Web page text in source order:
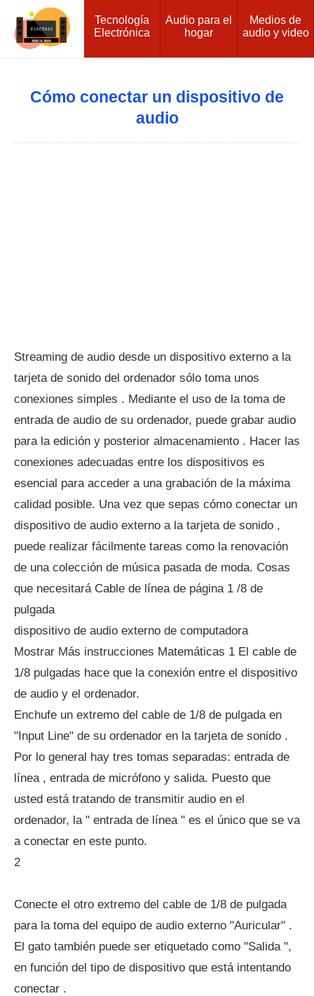
Tecnología
Electrónica
Audio para el
hogar
Medios de
audio y video
Cómo conectar un dispositivo de
audio
Streaming de audio desde un dispositivo externo a la
tarjeta de sonido del ordenador sólo toma unos
conexiones simples . Mediante el uso de la toma de
entrada de audio de su ordenador, puede grabar audio
para la edición y posterior almacenamiento . Hacer las
conexiones adecuadas entre los dispositivos es
esencial para acceder a una grabación de la máxima
calidad posible. Una vez que sepas cómo conectar un
dispositivo de audio externo a la tarjeta de sonido ,
puede realizar fácilmente tareas como la renovación
de una colección de música pasada de moda. Cosas
que necesitará Cable de línea de página 1 /8 de
pulgada
dispositivo de audio externo de computadora
Mostrar Más instrucciones Matemáticas 1 El cable de
1/8 pulgadas hace que la conexión entre el dispositivo
de audio y el ordenador.
Enchufe un extremo del cable de 1/8 de pulgada en
"Input Line" de su ordenador en la tarjeta de sonido .
Por lo general hay tres tomas separadas: entrada de
línea , entrada de micrófono y salida. Puesto que
usted está tratando de transmitir audio en el
ordenador, la " entrada de línea " es el único que se va
a conectar en este punto.
2
Conecte el otro extremo del cable de 1/8 de pulgada
para la toma del equipo de audio externo "Auricular" .
El gato también puede ser etiquetado como "Salida ",
en función del tipo de dispositivo que está intentando
conectar .